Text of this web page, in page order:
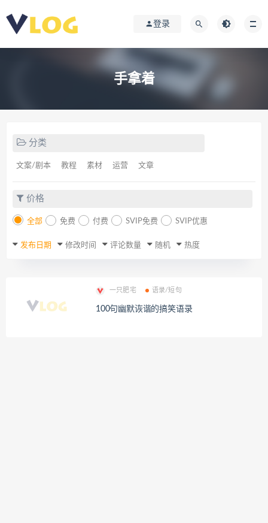
登录
手拿着
分类
文案/剧本 教程 素材 运营 文章
价格
全部 免费 付费 SVIP免费 SVIP优惠
发布日期 修改时间 评论数量 随机 热度
一只肥宅 语录/短句
100句幽默诙谐的搞笑语录